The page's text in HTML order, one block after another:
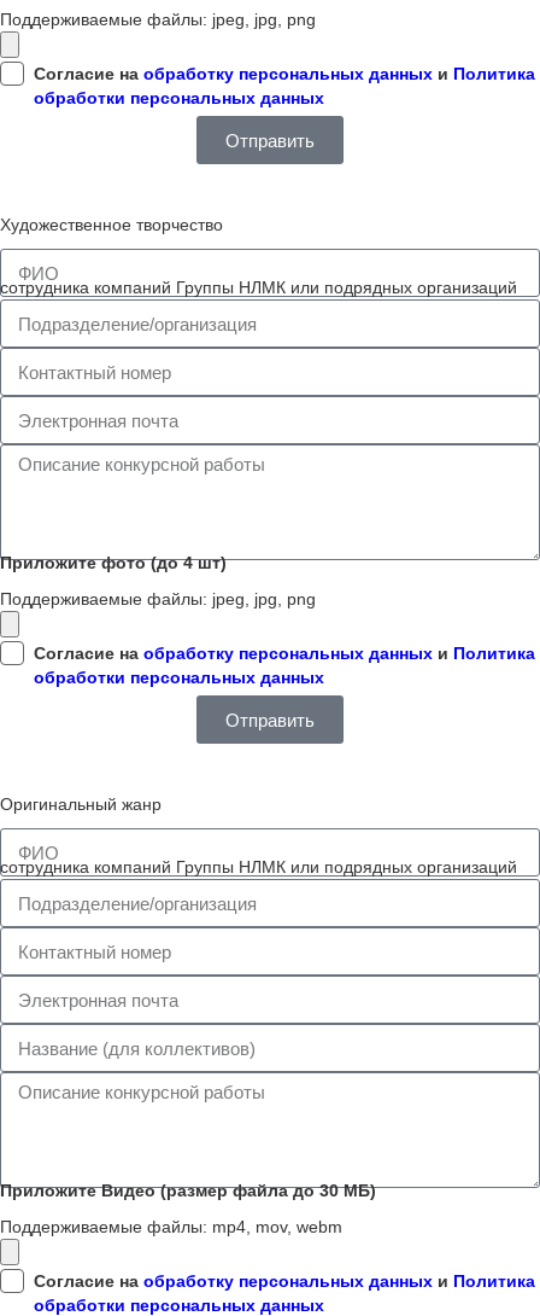
Поддерживаемые файлы: jpeg, jpg, png
Согласие на обработку персональных данных и Политика
обработки персональных данных
Отправить
Художественное творчество
сотрудника компаний Группы НЛМК или подрядных организаций
Приложите фото (до 4 шт)
Поддерживаемые файлы: jpeg, jpg, png
Согласие на обработку персональных данных и Политика
обработки персональных данных
Отправить
Оригинальный жанр
сотрудника компаний Группы НЛМК или подрядных организаций
Приложите Видео (размер файла до 30 МБ)
Поддерживаемые файлы: mp4, mov, webm
Согласие на обработку персональных данных и Политика
обработки персональных данных